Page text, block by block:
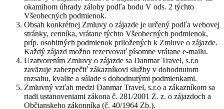
okamihom úhrady zálohy podľa bodu V ods. 2 týchto
Všeobecných podmienok.
Obsah konkrétnej Zmluvy o zájazde je určený podľa webovej
stránky, cenníka, vrátane týchto Všeobecných podmienok,
príp. osobitných podmienok priložených k Zmluve o zájazde.
Každý zájazd možno rezervovať písomne vrátane e-mailu.
Uzatvorením Zmluvy o zájazde sa Danmar Travel, s.r.o
zaväzuje zabezpečiť zákazníkovi služby v dohodnutom
rozsahu, kvalite a súlade s dohodnutými podmienkami.
Zmluvný vzťah medzi Danmar Travel, s.r.o a zákazníkom sa
riadi ustanoveniami zákona č. 281/2001 Z. z. o zájazdoch a
Občianskeho zákonníka (č. 40/1964 Zb.).